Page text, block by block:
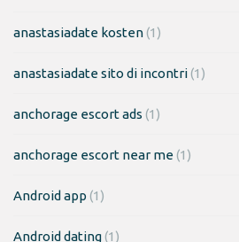
anastasiadate kosten(1)
anastasiadate sito di incontri(1)
anchorage escort ads (1)
anchorage escort near me(1)
Android app (1)
Android dating(1)